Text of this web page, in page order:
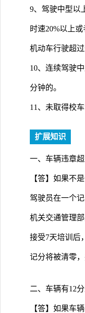
9、驾驶中型以
时速20%以上
机动车行驶超过
10、连续驾驶
分钟的。
11、未取得校
扩展知识
一、车辆违章
【答】如果不
驾驶员在一个
机关交通管理
接受7天培训后
记分将被清零
二、车辆有12
【答】如果车